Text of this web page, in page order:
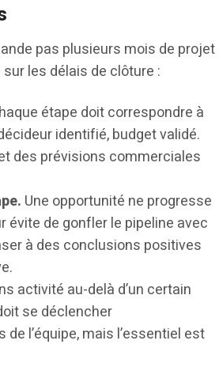
pas plusieurs mois de projet
les délais de clôture :
étape doit correspondre à
identifié, budget validé.
des prévisions commerciales
Une opportunité ne progresse
de gonfler le pipeline avec
à des conclusions positives
activité au-delà d’un certain
se déclencher
l’équipe, mais l’essentiel est